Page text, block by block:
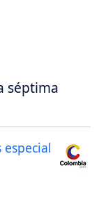
séptima